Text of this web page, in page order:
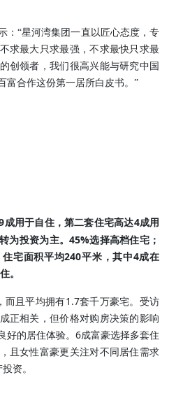
：“星河湾集团一直以匠心态度，专
求最大只求最强，不求最快只求最
创领者，我们很高兴能与研究中国
富合作这份第一居所白皮书。”
成用于自住，第二套住宅高达4成用
为投资为主。45%选择高档住宅；
住宅面积平均240平米，其中4成在
。
而且平均拥有1.7套千万豪宅。受访
正相关，但价格对购房决策的影响
好的居住体验。 6成富豪选择多套住
且女性富豪更关注对不同居住需求
资。